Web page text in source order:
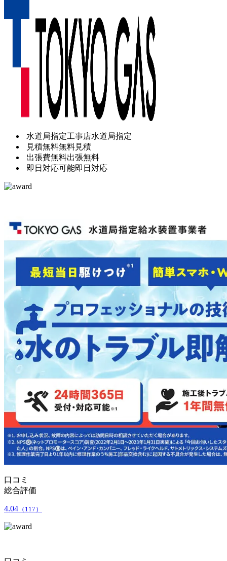
水道局指定工事店水道局指定
見積無料無料見積
出張費無料出張無料
即日対応可能即日対応
口コミ
総合評価
4.04 （117）